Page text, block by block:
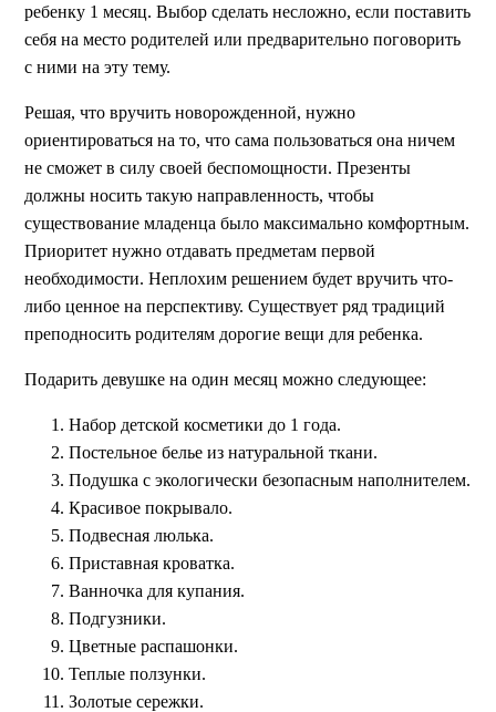
ребенку 1 месяц. Выбор сделать несложно, если поставить
себя на место родителей или предварительно поговорить
с ними на эту тему.
Решая, что вручить новорожденной, нужно
ориентироваться на то, что сама пользоваться она ничем
не сможет в силу своей беспомощности. Презенты
должны носить такую направленность, чтобы
существование младенца было максимально комфортным.
Приоритет нужно отдавать предметам первой
необходимости. Неплохим решением будет вручить что-
либо ценное на перспективу. Существует ряд традиций
преподносить родителям дорогие вещи для ребенка.
Подарить девушке на один месяц можно следующее:
Набор детской косметики до 1 года.
Постельное белье из натуральной ткани.
Подушка с экологически безопасным наполнителем.
Красивое покрывало.
Подвесная люлька.
Приставная кроватка.
Ванночка для купания.
Подгузники.
Цветные распашонки.
Теплые ползунки.
Золотые сережки.